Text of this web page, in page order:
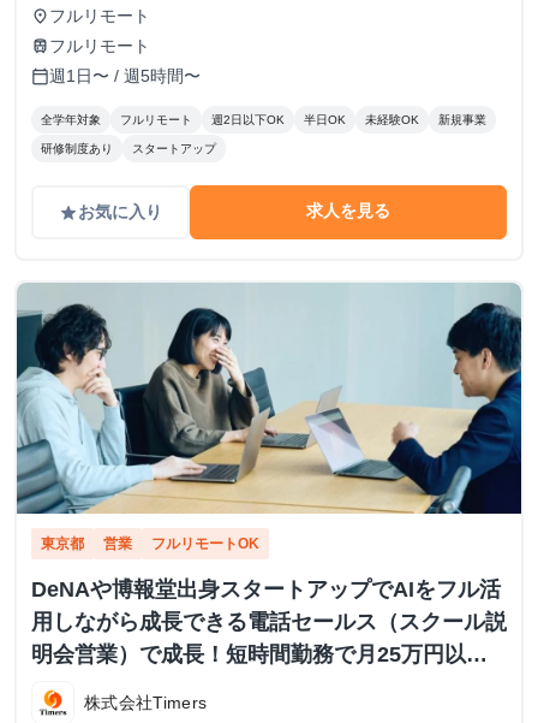
り裁量のある業務にもチャレンジできます。 しっかりとし
た評価体制を設け、時給アップも随時検討していきます！
place フルリモート
train フルリモート
calendar_today週1日〜 / 週5時間〜
全学年対象 フルリモート 週2日以下OK 半日OK 未経験OK 新規事業
研修制度あり スタートアップ
gradeお気に入り 求人を見る
東京都 営業 フルリモートOK
DeNAや博報堂出身スタートアップでAIをフル活
用しながら成長できる電話セールス（スクール説
明会営業）で成長！短時間勤務で月25万円以上
も
株式会社Timers